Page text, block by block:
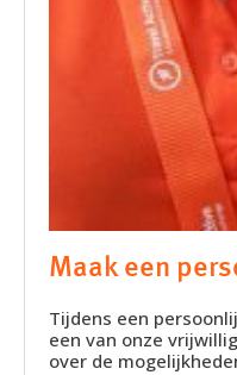
Maak een
Tijdens een
een van onze
over de